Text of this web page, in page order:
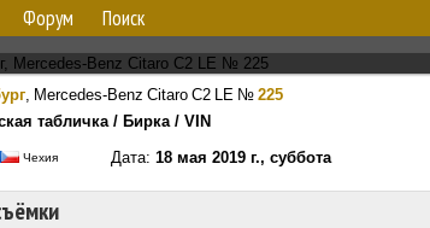
Форум Поиск
, Mercedes-Benz Citaro C2 LE№ 225
табличка / Бирка / VIN
Чехия Дата: 18 мая 2019 г., суббота